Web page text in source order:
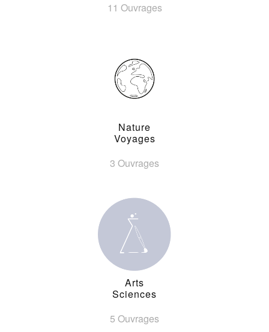
11 Ouvrages
Nature
Voyages
3 Ouvrages
Arts
Sciences
5 Ouvrages